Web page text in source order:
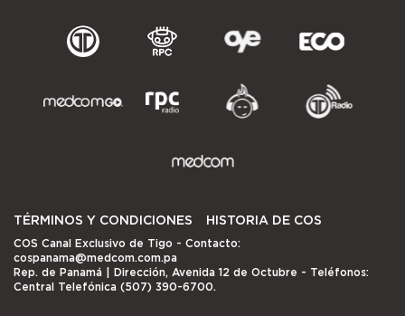
TÉRMINOS Y CONDICIONES HISTORIA DE COS
COS Canal Exclusivo de Tigo - Contacto:
cospanama@medcom.com.pa
Rep. de Panamá | Dirección, Avenida 12 de Octubre - Teléfonos:
Central Telefónica (507) 390-6700.